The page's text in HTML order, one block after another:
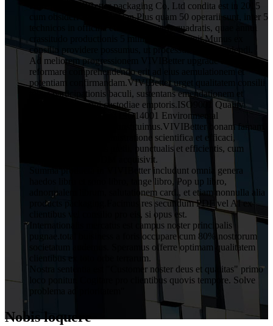
HuiZhou VIVIBetter packaging Co, Ltd condita est in 2015
cum obsideri 1 decies Yuan.Plus quam 50 operarii sunt, inter 5
technicos in officina cum 1000 metris quadratis, quae annui
crassitudo productionis 5 millium Yuan attigit.Munus ex
consilio providere possumus, ut processus post excudendi.
Ad meliorem progressionem VIVIBetter upgrade ac
reformare comprehendendo erit ad eius aemulationem et
potentiam confirmandam.VIVIBetter urget qualitatem consilii
totius participationis baculi, sustentans emendationem et
obligationem omni custodiae emptoris.ISO9001 Quality
Assurance System and ISO14001 Environmental
Management System constituimus.VIVIBetter bonam famam
a clientibus cum administratione scientifica et efficaci,
qualitatis rationabilis pretii, punctualis et efficientis, cum
servitio OEM et ODM acquisivit.
Summa producta in VIVIBetter includunt omnia genera
haedos libro et sono libro, tange libro, Pop up libro,
adnormalem librum, salutationem card., et etiam nonnulla alia
products packaging.Facimus res secundum PDF vel AI ex
clientibus vel consilio pro eis, si opus est.
Internationalis mercatus est campus noster principalis
pugnae.total buisiness a foris occupare cum 80% nostrorum
societatum audemus. Speramus offerre optimam qualitatem
clientibus ex toto orbe terrarum.
Nostra sententia est "Customer noster deus et qualitas" primo
loco ponitur. Cogitare pro clientibus quovis tempore. Solve
Nobis loquere